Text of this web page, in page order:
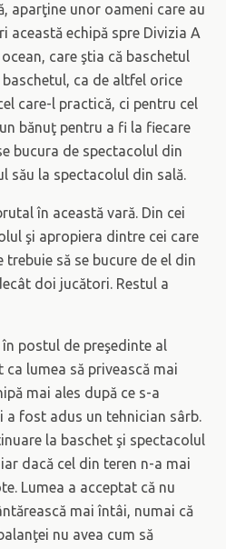
aparţine unor oameni care au
această echipă spre Divizia A
care ştia că baschetul
ca de altfel orice
care-l practică, ci pentru cel
bănuţ pentru a fi la fiecare
bucura de spectacolul din
său la spectacolul din sală.
în această vară. Din cei
şi apropiera dintre cei care
să se bucure de el din
doi jucători. Restul a
postul de preşedinte al
lumea să privească mai
mai ales după ce s-a
a fost adus un tehnician sârb.
la baschet şi spectacolul
dacă cel din teren n-a mai
Lumea a acceptat că nu
mai întâi, numai că
nu avea cum să